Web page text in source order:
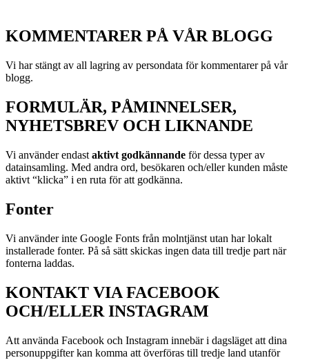
KOMMENTARER PÅ VÅR BLOGG
Vi har stängt av all lagring av persondata för kommentarer på vår
blogg.
FORMULÄR, PÅMINNELSER,
NYHETSBREV OCH LIKNANDE
Vi använder endast aktivt godkännande för dessa typer av
datainsamling. Med andra ord, besökaren och/eller kunden måste
aktivt “klicka” i en ruta för att godkänna.
Fonter
Vi använder inte Google Fonts från molntjänst utan har lokalt
installerade fonter. På så sätt skickas ingen data till tredje part när
fonterna laddas.
KONTAKT VIA FACEBOOK
OCH/ELLER INSTAGRAM
Att använda Facebook och Instagram innebär i dagsläget att dina
personuppgifter kan komma att överföras till tredje land utanför